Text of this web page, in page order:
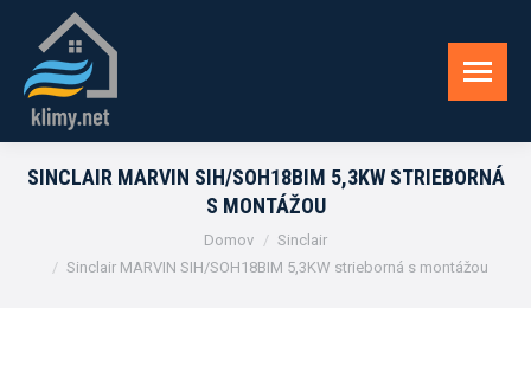
SINCLAIR MARVIN SIH/SOH18BIM 5,3KW STRIEBORNÁ
S MONTÁŽOU
Domov
Sinclair
Sinclair MARVIN SIH/SOH18BIM 5,3KW strieborná s montážou